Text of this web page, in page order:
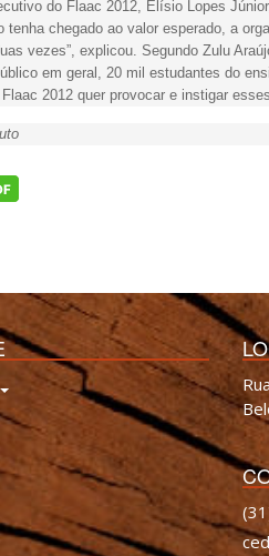
do Flaac 2012, Elísio Lopes
tenha chegado ao valor esperado, a
vezes”, explicou. Segundo Zulu
em geral, 20 mil estudantes do
2012 quer provocar e instigar